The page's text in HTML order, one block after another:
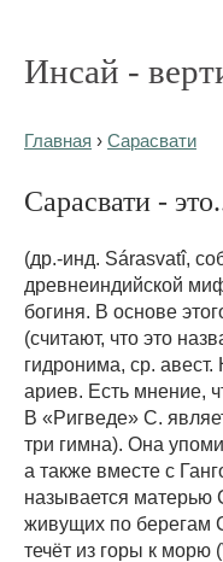
Инсай -
Главная › Сарасвати
Сарасвати -
(др.-инд. Sárasvatî,
древнеиндийской
богиня. В основе
(считают, что это
гидронима, ср.
ариев. Есть мнение,
В «Ригведе» С.
три гимна). Она
а также вместе с
называется матерью
живущих по берегам
течёт из горы к морю